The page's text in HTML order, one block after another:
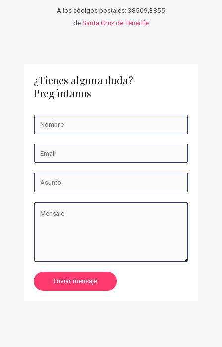
A los códigos postales: 38509,3855
deSanta Cruz de Tenerife
¿Tienes alguna duda?
Pregúntanos
Enviar mensaje